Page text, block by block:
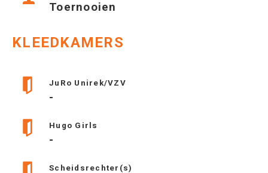
Toernooien
KLEEDKAMERS
JuRo Unirek/VZV
-
Hugo Girls
-
Scheidsrechter(s)